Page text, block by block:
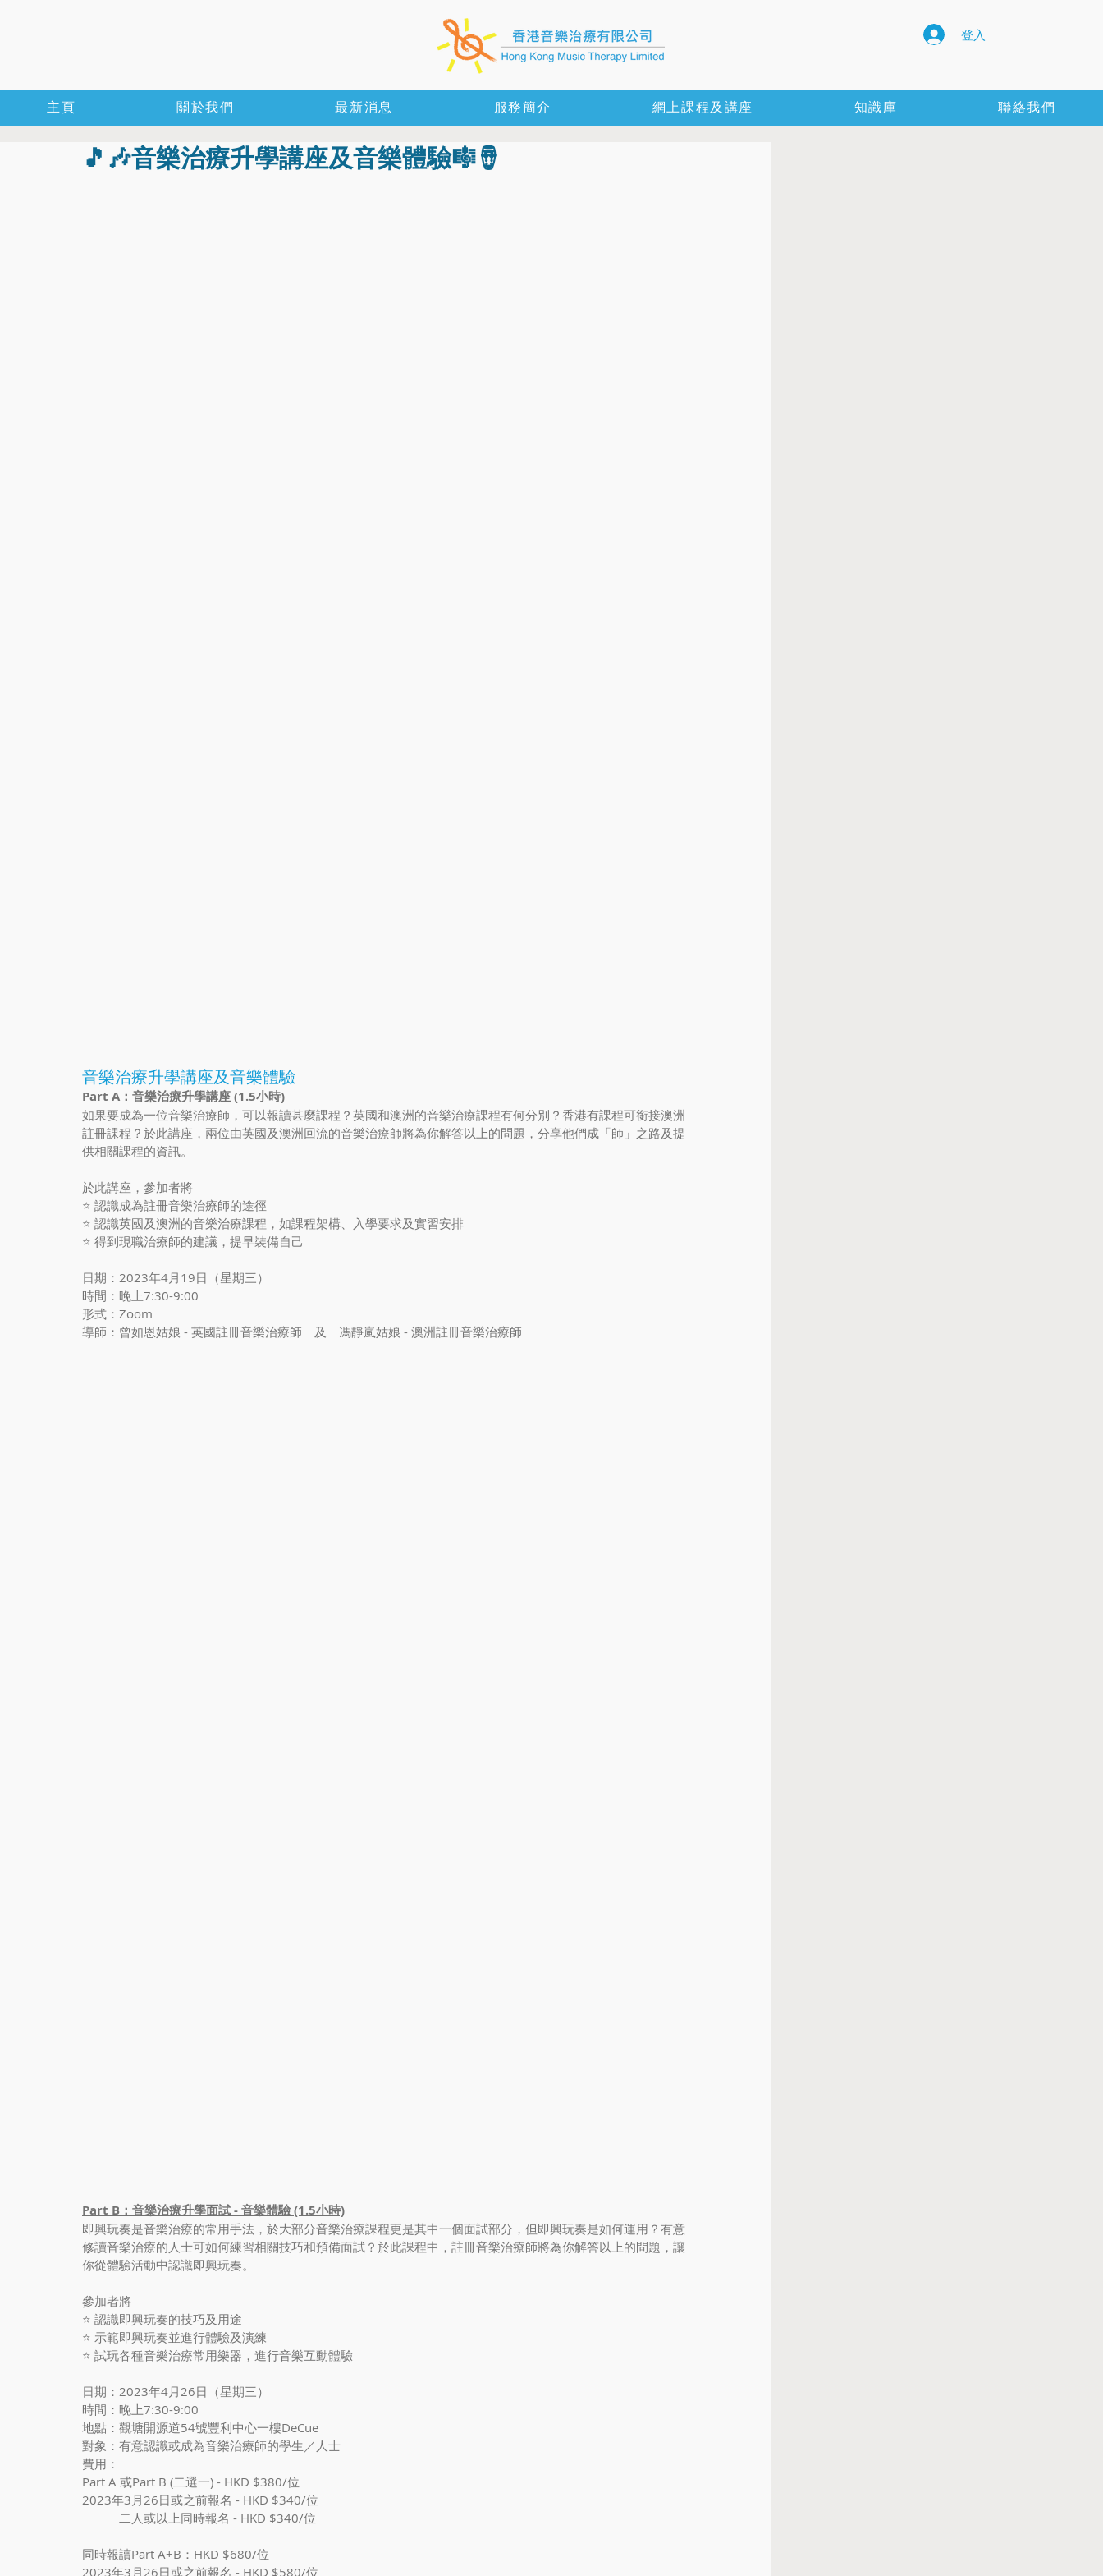
登入
主頁 關於我們 最新消息 服務簡介 網上課程及講座 知識庫 聯絡我們
🎵🎶音樂治療升學講座及音樂體驗🎼🪘
音樂治療升學講座及音樂體驗
Part A：音樂治療升學講座 (1.5小時)
如果要成為一位音樂治療師，可以報讀甚麼課程？英國和澳洲的音樂治療課程有何分別？香港有課程可銜接澳洲
註冊課程？於此講座，兩位由英國及澳洲回流的音樂治療師將為你解答以上的問題，分享他們成「師」之路及提
供相關課程的資訊。
於此講座，參加者將
⭐️ 認識成為註冊音樂治療師的途徑
⭐️ 認識英國及澳洲的音樂治療課程，如課程架構、入學要求及實習安排
⭐️ 得到現職治療師的建議，提早裝備自己
日期：2023年4月19日（星期三）
時間：晚上7:30-9:00
形式：Zoom
導師：曾如恩姑娘 - 英國註冊音樂治療師　及　馮靜嵐姑娘 - 澳洲註冊音樂治療師
Part B：音樂治療升學面試 - 音樂體驗 (1.5小時)
即興玩奏是音樂治療的常用手法，於大部分音樂治療課程更是其中一個面試部分，但即興玩奏是如何運用？有意
修讀音樂治療的人士可如何練習相關技巧和預備面試？於此課程中，註冊音樂治療師將為你解答以上的問題，讓
你從體驗活動中認識即興玩奏。
參加者將
⭐️ 認識即興玩奏的技巧及用途
⭐️ 示範即興玩奏並進行體驗及演練
⭐️ 試玩各種音樂治療常用樂器，進行音樂互動體驗
日期：2023年4月26日（星期三）
時間：晚上7:30-9:00
地點：觀塘開源道54號豐利中心一樓DeCue
對象：有意認識或成為音樂治療師的學生／人士
費用：
Part A 或Part B (二選一) - HKD $380/位
2023年3月26日或之前報名 - HKD $340/位
二人或以上同時報名 - HKD $340/位
同時報讀Part A+B：HKD $680/位
2023年3月26日或之前報名 - HKD $580/位